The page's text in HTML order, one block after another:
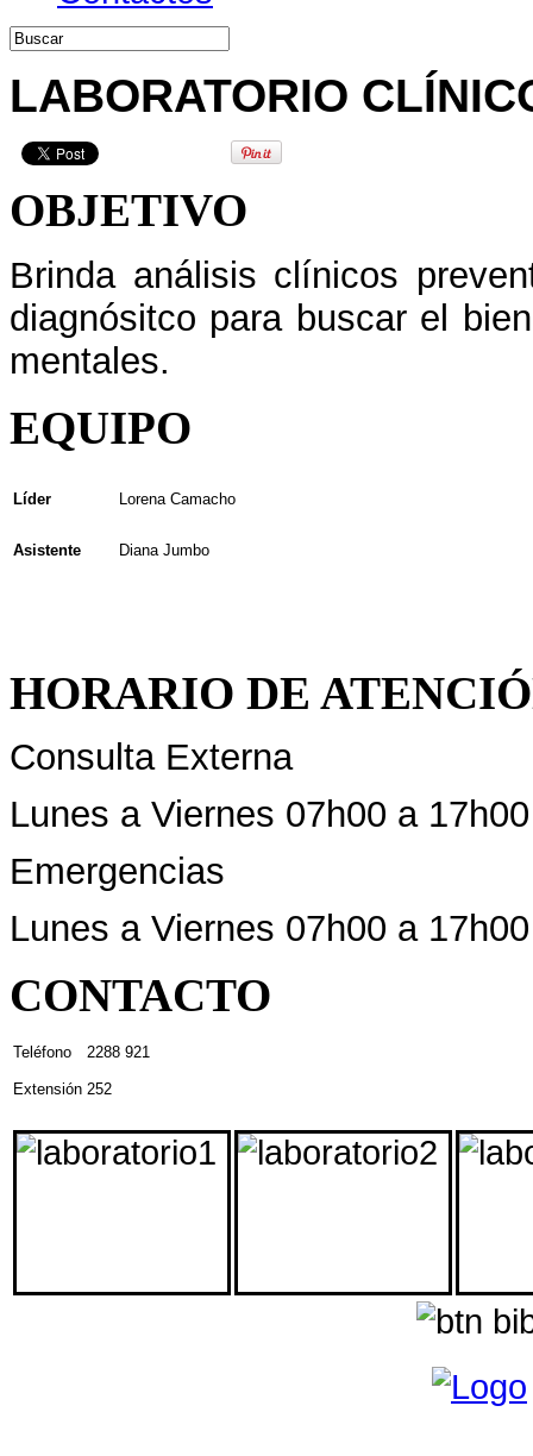
LABORATORIO
OBJETIVO
Brinda análisis clínicos
diagnósitco para buscar el
mentales.
EQUIPO
Líder Lorena Camacho
Asistente Diana Jumbo
HORARIO DE
Consulta Externa
Lunes a Viernes 07h00 a 17h00
Emergencias
Lunes a Viernes 07h00 a
CONTACTO
Teléfono 2288 921
Extensión 252